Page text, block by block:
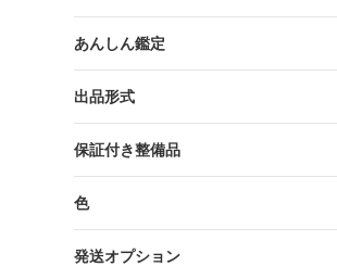
あんしん鑑定
出品形式
保証付き整備品
色
発送オプション